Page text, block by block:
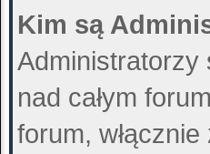
Kim są
Administratorzy
nad całym
forum,